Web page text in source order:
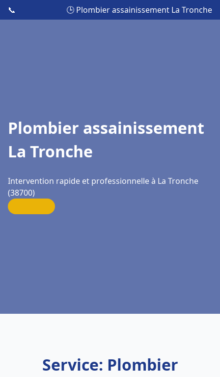
📞 🕒 Plombier assainissement La Tronche
Plombier assainissement
La Tronche
Intervention rapide et professionnelle à La Tronche
(38700)
Service: Plombier